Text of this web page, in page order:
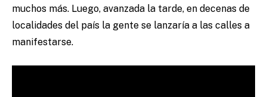
muchos más. Luego, avanzada la tarde, en decenas de
localidades del país la gente se lanzaría a las calles a
manifestarse.